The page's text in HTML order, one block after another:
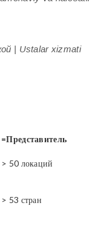
| Ustalar xizmati
=Представитель
> 50 локаций
> 53 стран